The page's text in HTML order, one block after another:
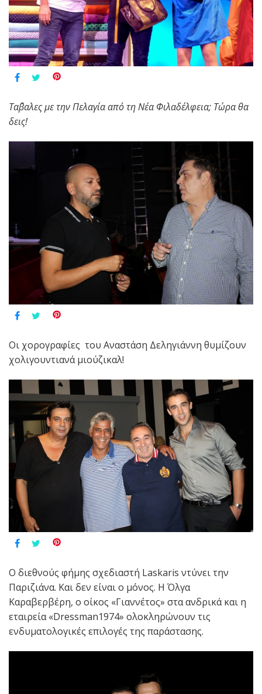
Τα΄βαλες με την Πελαγία από τη Νέα Φιλαδέλφεια; Τώρα θα
δεις!
Οι χορογραφίες του Αναστάση Δεληγιάννη θυμίζουν
χολιγουντιανά μιούζικαλ!
Ο διεθνούς φήμης σχεδιαστή Laskaris ντύνει την
Παριζιάνα. Και δεν είναι ο μόνος. Η Όλγα
Καραβερβέρη, ο οίκος «Γιαννέτος» στα ανδρικά και η
εταιρεία «Dressman1974» ολοκληρώνουν τις
ενδυματολογικές επιλογές της παράστασης.